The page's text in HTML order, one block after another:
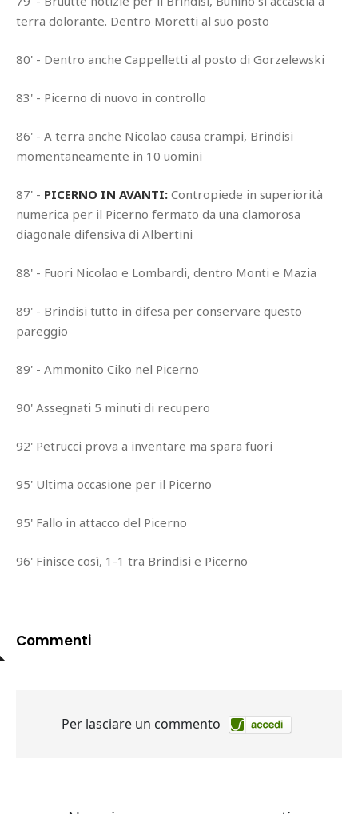
terra dolorante. Dentro Moretti al suo posto
80' - Dentro anche Cappelletti al posto di Gorzelewski
83' - Picerno di nuovo in controllo
86' - A terra anche Nicolao causa crampi, Brindisi
momentaneamente in 10 uomini
87' - PICERNO IN AVANTI: Contropiede in superiorità
numerica per il Picerno fermato da una clamorosa
diagonale difensiva di Albertini
88' - Fuori Nicolao e Lombardi, dentro Monti e Mazia
89' - Brindisi tutto in difesa per conservare questo
pareggio
89' - Ammonito Ciko nel Picerno
90' Assegnati 5 minuti di recupero
92' Petrucci prova a inventare ma spara fuori
95' Ultima occasione per il Picerno
95' Fallo in attacco del Picerno
96' Finisce così, 1-1 tra Brindisi e Picerno
Commenti